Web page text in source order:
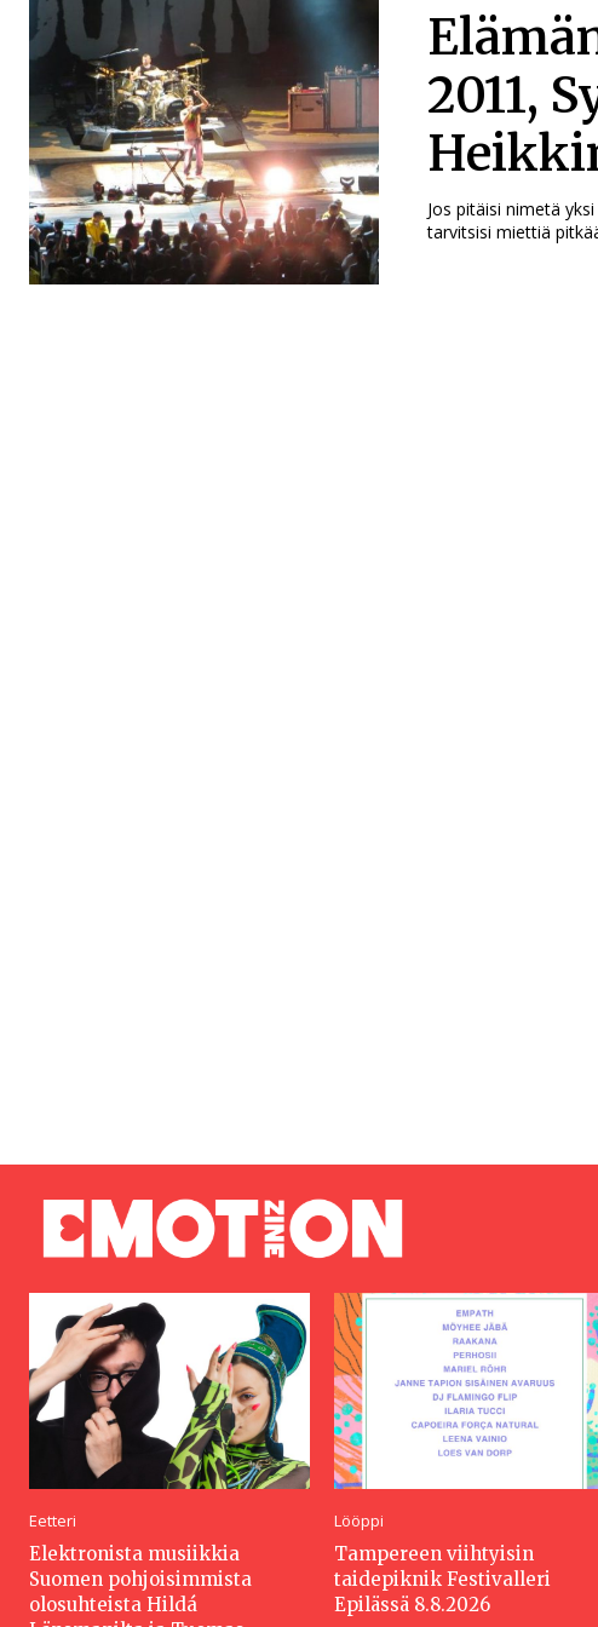
2011,
Jos pitäisi nimetä
tarvitsisi miettiä
Eetteri
Elektronista musiikkia
Suomen pohjoisimmista
olosuhteista Hildá
Lööppi
Tampereen viihtyisin
taidepiknik Festivalleri
Epilässä 8.8.2026